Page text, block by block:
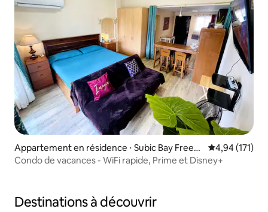
Appartement en résidence ⋅ Subic Bay Freep
ort Zone
Évaluation
4,94 (171)
Condo de vacances - WiFi rapide, Prime et Disney+
Destinations à découvrir